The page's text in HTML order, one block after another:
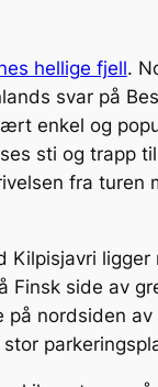
hellige fjell.
svar på
enkel og
sti og trapp
fra turen
Kilpisjavri ligger
Finsk side av
på nordsiden av